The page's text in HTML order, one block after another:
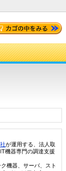
が運用する、法人取
機器専門の調達支援
機器、サーバ、スト